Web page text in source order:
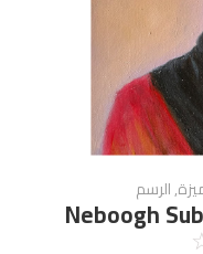
,الرسم
Neboogh